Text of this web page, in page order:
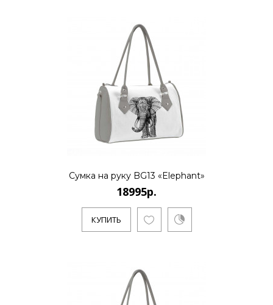
КУПИТЬ
18995р.
Сумка на руку BG13 «Elephant»
18995р.
КУПИТЬ